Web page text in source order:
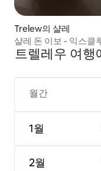
Trelew의 샬레
샬레 돈 이보 - 익스클
트렐레우 여행
월간
1월
2월